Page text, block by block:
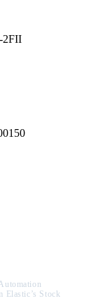
2FII